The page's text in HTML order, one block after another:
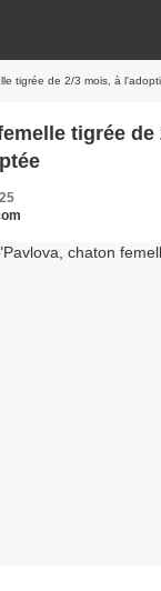
tigrée de 2/3 mois, à
tigrée de